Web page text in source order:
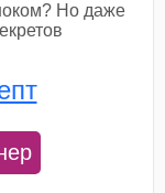
Но даже